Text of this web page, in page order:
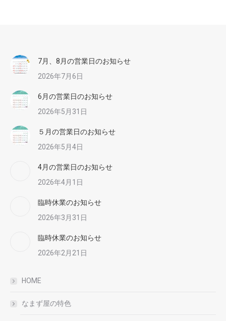
7月、8月の営業日のお知らせ
2026年7月6日
6月の営業日のお知らせ
2026年5月31日
５月の営業日のお知らせ
2026年5月4日
4月の営業日のお知らせ
2026年4月1日
臨時休業のお知らせ
2026年3月31日
臨時休業のお知らせ
2026年2月21日
HOME
なまず屋の特色